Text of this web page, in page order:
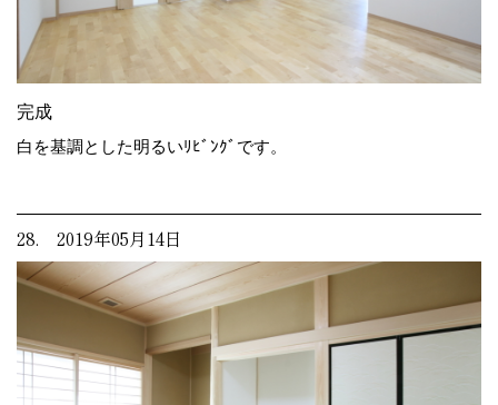
完成
白を基調とした明るいﾘﾋﾞﾝｸﾞです。
28. 2019年05月14日